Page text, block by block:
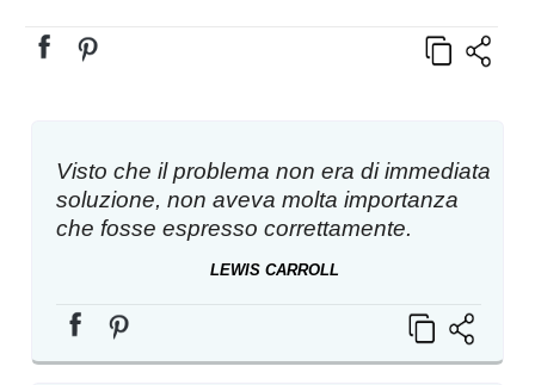
Visto che il problema non era di immediata
soluzione, non aveva molta importanza
che fosse espresso correttamente.
LEWIS CARROLL